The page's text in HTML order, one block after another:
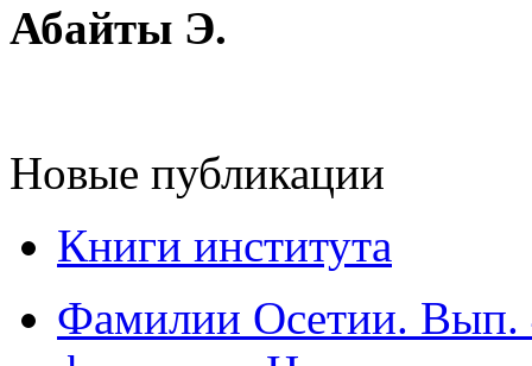
Абайты Э.
Новые публикации
Книги института
Фамилии Осетии. Вып.